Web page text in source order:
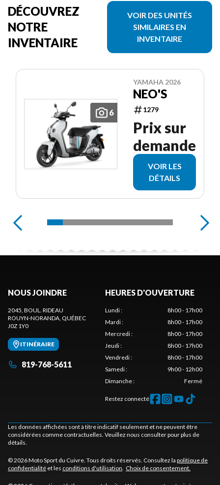
DÉCOUVREZ
NOTRE
INVENTAIRE
VOIR DES UNITÉS
SIMILAIRES EN
INVENTAIRE
6
YAMAHA 2026
NEO'S
1279
Prix sur
demande
VOIR LES
DÉTAILS
NOUS JOINDRE
2045, BOUL. RIDEAU
ROUYN-NORANDA, QUÉBEC
J0Z 1Y0
ITINÉRAIRE
819-768-5611
HEURES D'OUVERTURE
Lundi:
8h00 - 17h00
Mardi:
8h00 - 17h00
Mercredi:
8h00 - 17h00
Jeudi:
8h00 - 17h00
Vendredi:
8h00 - 17h00
Samedi:
9h00 - 12h00
Dimanche: Fermé
Restez connecté
Les données affichées sont à titre indicatif seulement et ne peuvent être
considérées comme contractuelles. Veuillez nous consulter pour plus de
détails.
© 2026 Moto Sport du Cuivre. Tous droits réservés. Consultez la politique de
confidentialité et les conditions d'utilisation. Choix de consentement.